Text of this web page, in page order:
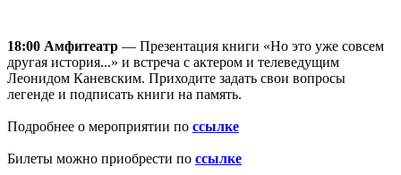
18:00 Амфитеатр — Презентация книги «Но это уже совсем
другая история...» и встреча с актером и телеведущим
Леонидом Каневским. Приходите задать свои вопросы
легенде и подписать книги на память.
Подробнее о мероприятии по ссылке
Билеты можно приобрести по ссылке